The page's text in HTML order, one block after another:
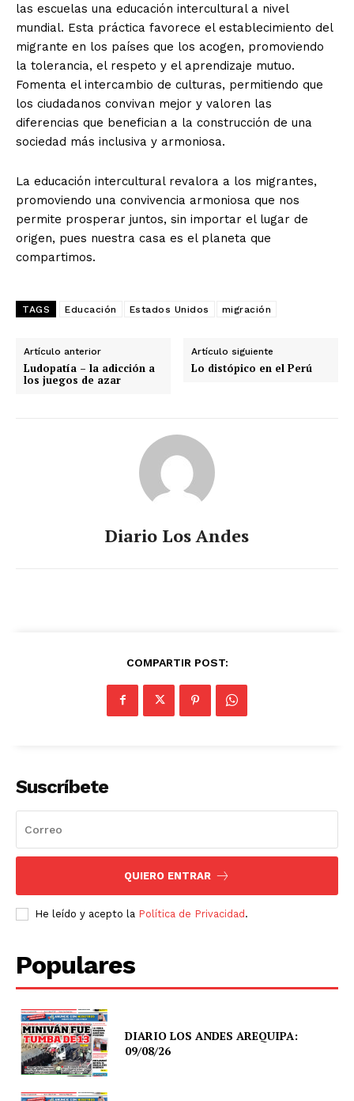
las escuelas una educación intercultural a nivel
mundial. Esta práctica favorece el establecimiento del
migrante en los países que los acogen, promoviendo
la tolerancia, el respeto y el aprendizaje mutuo.
Fomenta el intercambio de culturas, permitiendo que
los ciudadanos convivan mejor y valoren las
diferencias que benefician a la construcción de una
sociedad más inclusiva y armoniosa.
La educación intercultural revalora a los migrantes,
promoviendo una convivencia armoniosa que nos
permite prosperar juntos, sin importar el lugar de
origen, pues nuestra casa es el planeta que
compartimos.
TAGS Educación Estados Unidos migración
Artículo anterior
Ludopatía – la adicción a
los juegos de azar
Artículo siguiente
Lo distópico en el Perú
Diario Los Andes
COMPARTIR POST:
Suscríbete
QUIERO ENTRAR
He leído y acepto la Política de Privacidad .
Populares
DIARIO LOS ANDES AREQUIPA:
09/08/26